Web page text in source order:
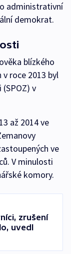
administrativní
demokrat.
blízkého
roce 2013 byl
v
až 2014 ve
ve
V minulosti
komory.
zrušení
uvedl